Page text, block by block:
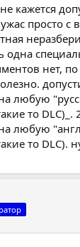
кажется
просто с
одна
нет,
любую
то DLC)_.
на любую
то DLC).